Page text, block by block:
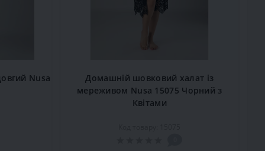
Nusa
Домашній шовковий халат із
мереживом Nusa 15075 Чорний з
Квітами